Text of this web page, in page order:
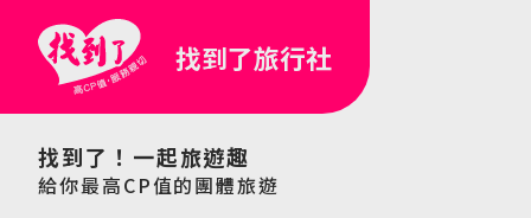
找到了旅行社
找到了！一起旅遊趣
給你最高CP值的團體旅遊